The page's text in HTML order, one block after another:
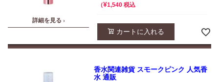
詳細を見る ›
¥1,540 税込
カートに入れる
香水関連雑貨 スモークピンク 人気香
水 通販